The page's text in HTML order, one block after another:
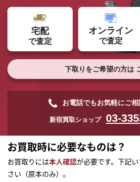
宅配
で査定
オンライン
で査定
下取りをご希望の方は
お電話でもお気軽にご
新宿買取ショップ 03-
お買取時に必要なものは？
お買取りには本人確認が必要です。下記
さい（原本のみ）。
まずは
かんたん30秒でお試